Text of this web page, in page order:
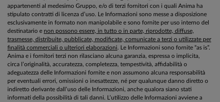
appartenenti al medesimo Gruppo, e/o di terzi fornitori con i quali Anima ha
stipulato contratti di licenza d’uso. Le Informazioni sono messe a disposizione
esclusivamente in formato non manipolabile e sono fornite per uso interno del
destinatario e non possono essere, in tutto o in parte, riprodotte, diffuse,
trasmesse, distribuite, pubblicate, modificate, comunicate a terzi o utilizzate per
finalità commerciali o ulteriori elaborazioni. Le Informazioni sono fornite “as is”.
Anima e i fornitori terzi non rilasciano alcuna garanzia, espressa o implicita,
circa l’originalità, accuratezza, completezza, tempestività, affidabilità o
adeguatezza delle Informazioni fornite e non assumono alcuna responsabilità
per eventuali errori, omissioni o inesattezze, né per qualunque danno diretto o
indiretto derivante dall’uso delle Informazioni, anche qualora siano stati
informati della possibilità di tali danni. L’utilizzo delle Informazioni avviene a